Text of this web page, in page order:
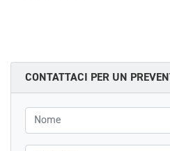
CONTATTACI PER UN
Nome